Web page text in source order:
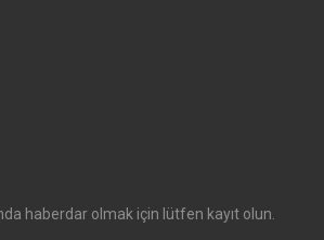
haberdar olmak için lütfen kayıt olun.